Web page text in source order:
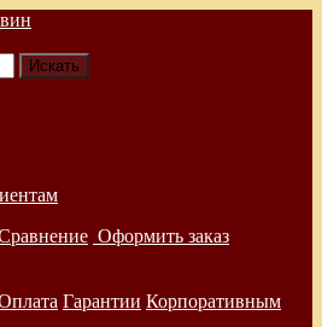
Оформить заказ
Гарантии Корпоративным